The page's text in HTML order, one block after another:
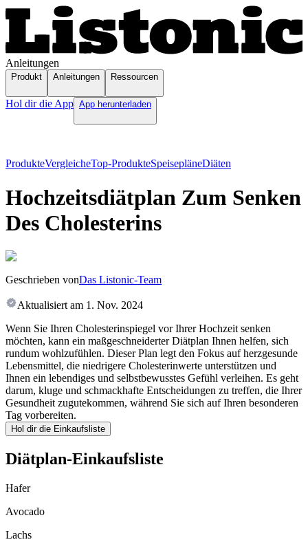
Anleitungen
Produkt Anleitungen Ressourcen
Hol dir die App App herunterladen
ProdukteVergleicheTop-ProdukteSpeisepläneDiäten
Hochzeitsdiätplan Zum Senken
Des Cholesterins
Geschrieben vonDas Listonic-Team
Aktualisiert am 1. Nov. 2024
Wenn Sie Ihren Cholesterinspiegel vor Ihrer Hochzeit senken
möchten, kann ein maßgeschneiderter Diätplan Ihnen helfen, sich
rundum wohlzufühlen. Dieser Plan legt den Fokus auf herzgesunde
Lebensmittel, die niedrigere Cholesterinwerte unterstützen und
Ihnen ein lebendiges und selbstbewusstes Gefühl verleihen. Es geht
darum, kluge und schmackhafte Entscheidungen zu treffen, die Ihrer
Gesundheit zugutekommen, während Sie sich auf Ihren besonderen
Tag vorbereiten.
Hol dir die Einkaufsliste
Diätplan-Einkaufsliste
Hafer
Avocado
Lachs